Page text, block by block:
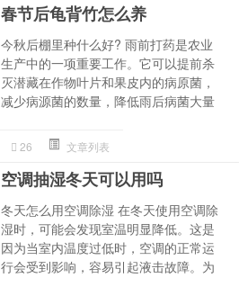
春节后龟背竹怎么养
今秋后棚里种什么好? 雨前打药是农业
生产中的一项重要工作。它可以提前杀
灭潜藏在作物叶片和果皮内的病原菌，
减少病源菌的数量，降低雨后病菌大量
26 文章列表
空调抽湿冬天可以用吗
冬天怎么用空调除湿 在冬天使用空调除
湿时，可能会发现室温明显降低。这是
因为当室内温度过低时，空调的正常运
行会受到影响，容易引起液击故障。为